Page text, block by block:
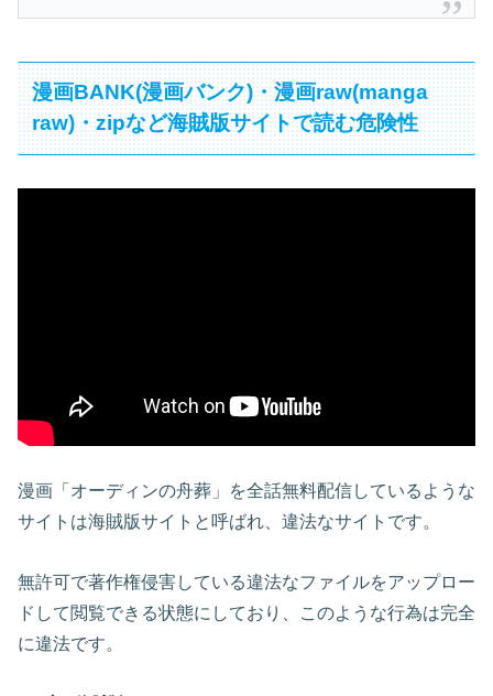
漫画BANK(漫画バンク)・漫画raw(manga
raw)・zipなど海賊版サイトで読む危険性
漫画「オーディンの舟葬」を全話無料配信しているような
サイトは海賊版サイトと呼ばれ、違法なサイトです。
無許可で著作権侵害している違法なファイルをアップロー
ドして閲覧できる状態にしており、このような行為は完全
に違法です。